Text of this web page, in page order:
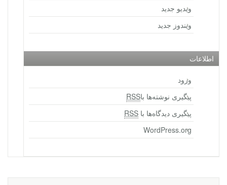
ویدیو جدید
ویندوز جدید
اطلاعات
ورود
پیگیری نوشته‌ها باRSS
پیگیری دیدگاه‌ها با RSS
WordPress.org